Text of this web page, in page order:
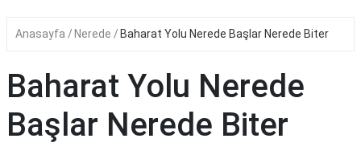
Anasayfa Nerede Baharat Yolu Nerede Başlar Nerede Biter
Baharat Yolu Nerede
Başlar Nerede Biter